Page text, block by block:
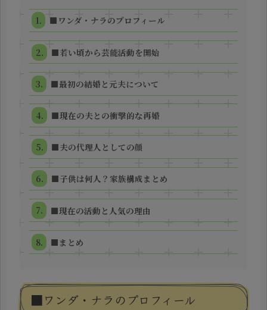
■ワンダ・ナラのプロフィール
■若い頃から芸能活動を開始
■最初の結婚と元夫について
■現在の夫との衝撃的な再婚
■夫の代理人としての顔
■子供は何人？家族構成まとめ
■現在の活動と人気の理由
■まとめ
■ワンダ・ナラのプロフィール